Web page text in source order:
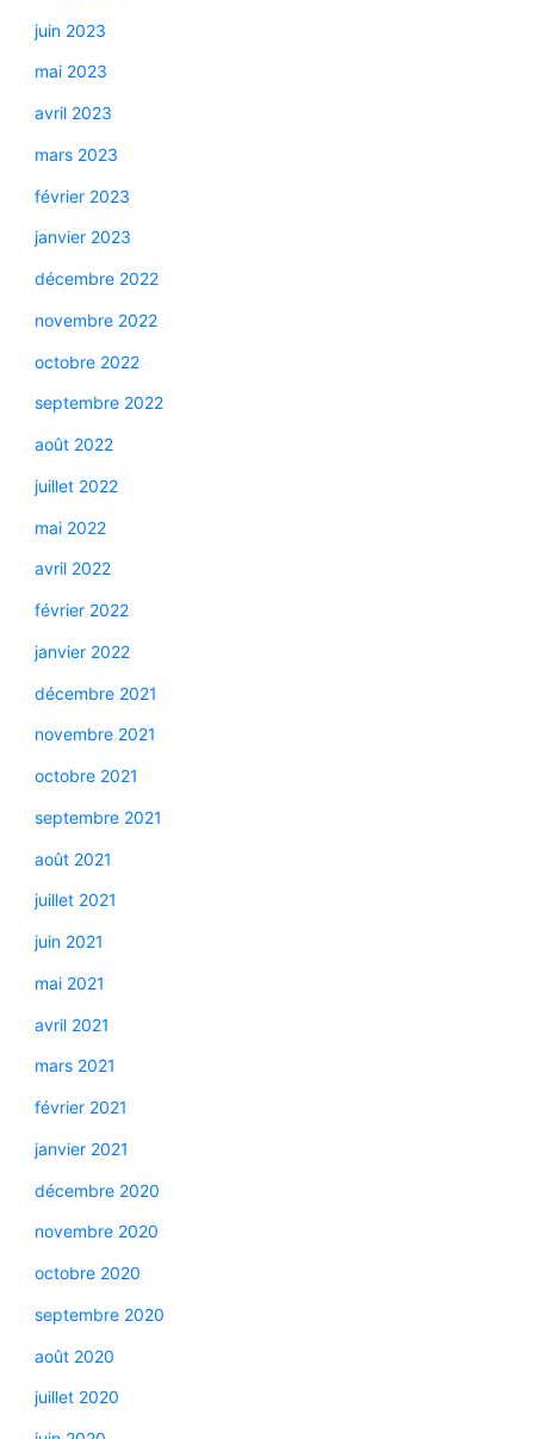
juin 2023
mai 2023
avril 2023
mars 2023
février 2023
janvier 2023
décembre 2022
novembre 2022
octobre 2022
septembre 2022
août 2022
juillet 2022
mai 2022
avril 2022
février 2022
janvier 2022
décembre 2021
novembre 2021
octobre 2021
septembre 2021
août 2021
juillet 2021
juin 2021
mai 2021
avril 2021
mars 2021
février 2021
janvier 2021
décembre 2020
novembre 2020
octobre 2020
septembre 2020
août 2020
juillet 2020